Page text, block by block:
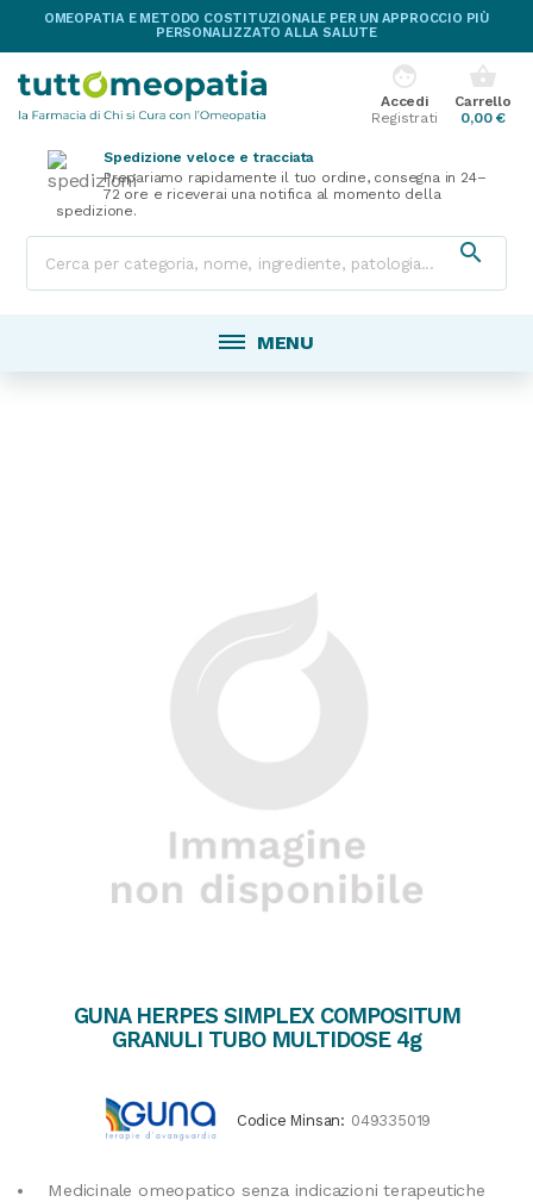
OMEOPATIA E METODO COSTITUZIONALE PER UN APPROCCIO PIÙ
PERSONALIZZATO ALLA SALUTE
shopping_basket
Carrello
0,00 €
face
Accedi
Registrati
Spedizione veloce e tracciata
Prepariamo rapidamente il tuo ordine, consegna in 24–
72 ore e riceverai una notifica al momento della
spedizione.

MENU
GUNA HERPES SIMPLEX COMPOSITUM
GRANULI TUBO MULTIDOSE 4g
Codice Minsan: 049335019
Medicinale omeopatico senza indicazioni terapeutiche